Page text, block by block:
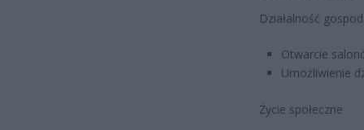
Działalność
Otwarcie
Umożliwienie
Życie społeczne